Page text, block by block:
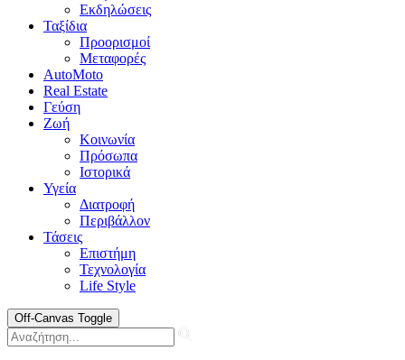
Εκδηλώσεις
Ταξίδια
Προορισμοί
Μεταφορές
AutoMoto
Real Estate
Γεύση
Ζωή
Κοινωνία
Πρόσωπα
Ιστορικά
Υγεία
Διατροφή
Περιβάλλον
Τάσεις
Επιστήμη
Τεχνολογία
Life Style
Off-Canvas Toggle